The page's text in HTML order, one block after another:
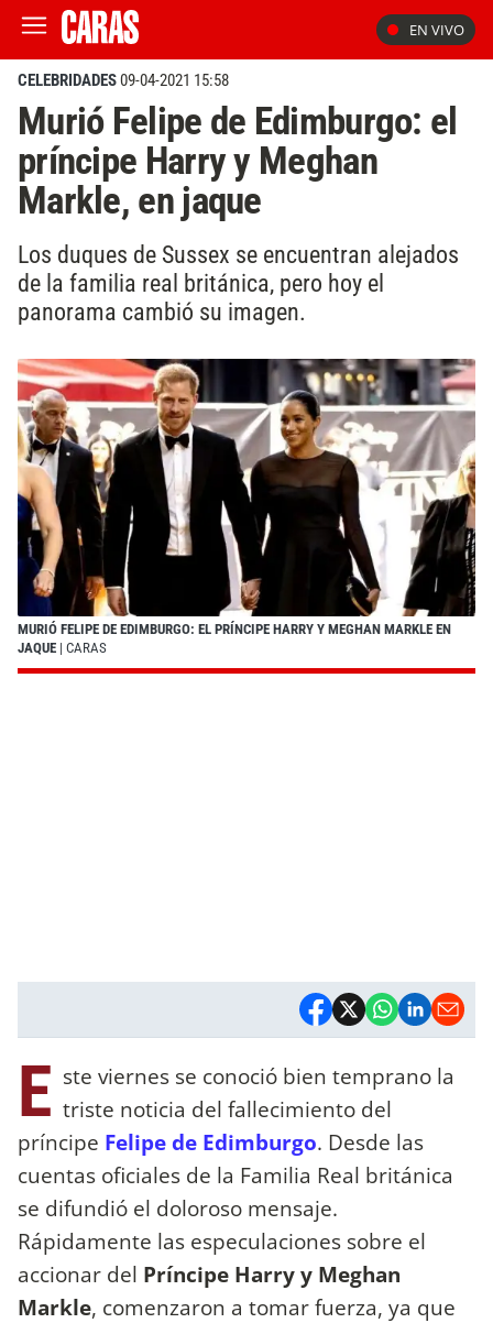
EN VIVO
CELEBRIDADES09-04-2021 15:58
Murió Felipe de Edimburgo: el
príncipe Harry y Meghan
Markle, en jaque
Los duques de Sussex se encuentran alejados
de la familia real británica, pero hoy el
panorama cambió su imagen.
MURIÓ FELIPE DE EDIMBURGO: EL PRÍNCIPE HARRY Y MEGHAN MARKLE EN
JAQUE | CARAS
E ste viernes se conoció bien temprano la
triste noticia del fallecimiento del
príncipe Felipe de Edimburgo. Desde las
cuentas oficiales de la Familia Real británica
se difundió el doloroso mensaje.
Rápidamente las especulaciones sobre el
accionar del Príncipe Harry y Meghan
Markle, comenzaron a tomar fuerza, ya que